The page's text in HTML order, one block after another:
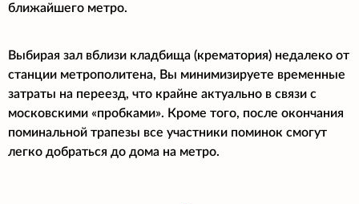
ближайшего метро.
Выбирая зал вблизи кладбища (крематория) недалеко от
станции метрополитена, Вы минимизируете временные
затраты на переезд, что крайне актуально в связи с
московскими «пробками». Кроме того, после окончания
поминальной трапезы все участники поминок смогут
легко добраться до дома на метро.